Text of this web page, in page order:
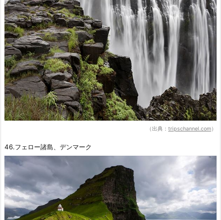
（出典： tripschannel.com）
46.フェロー諸島、デンマーク